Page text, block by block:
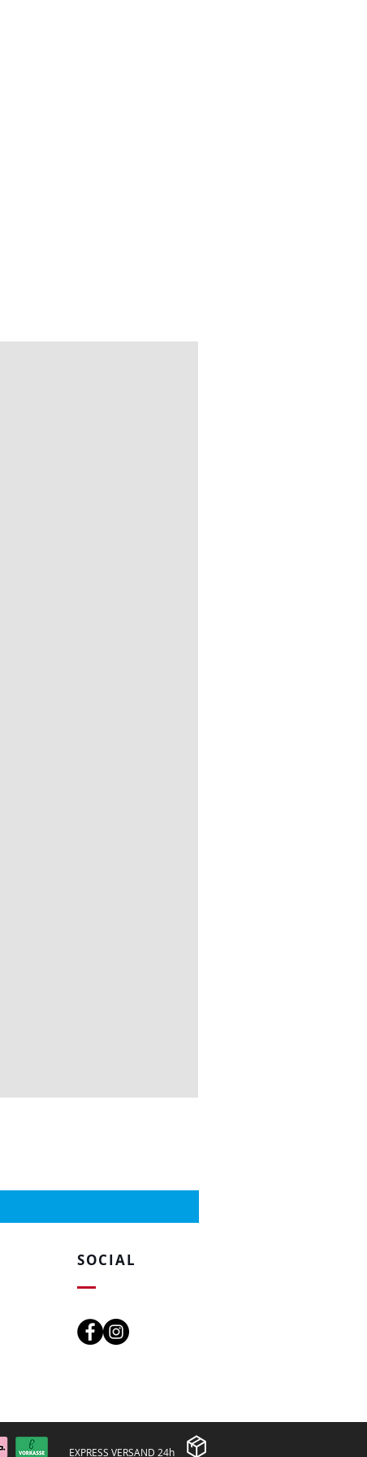
SOCIAL
EXPRESS VERSAND 24h